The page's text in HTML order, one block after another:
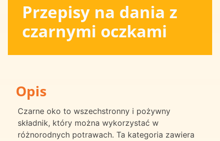
Przepisy na dania z
czarnymi oczkami
Opis
Czarne oko to wszechstronny i pożywny
składnik, który można wykorzystać w
różnorodnych potrawach. Ta kategoria zawiera